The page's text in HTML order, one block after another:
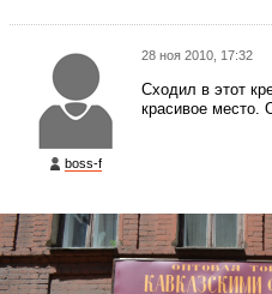
boss-f
28 ноя 2010, 17:32
Сходил в этот
красивое место.